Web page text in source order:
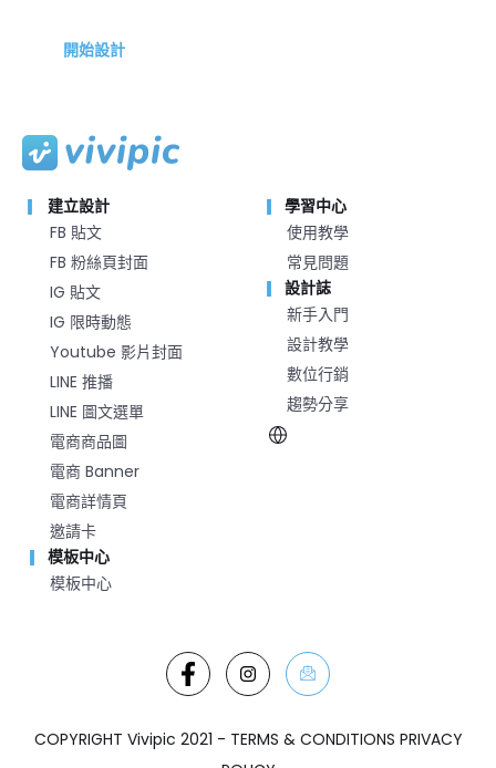
開始設計
建立設計
FB 貼文
FB 粉絲頁封面
IG 貼文
IG 限時動態
Youtube 影片封面
LINE 推播
LINE 圖文選單
電商商品圖
電商 Banner
電商詳情頁
邀請卡
模板中心
模板中心
學習中心
使用教學
常見問題
設計誌
新手入門
設計教學
數位行銷
趨勢分享
COPYRIGHT Vivipic 2021 - TERMS & CONDITIONS PRIVACY